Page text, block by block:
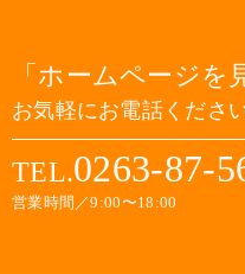
ホームページを
お気軽にお電話ください
TEL.0263-87-
営業時間／9:00〜18:00